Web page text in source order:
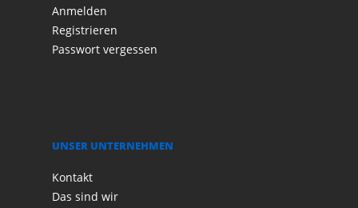
Anmelden
Registrieren
Passwort vergessen
UNSER UNTERNEHMEN
Kontakt
Das sind wir